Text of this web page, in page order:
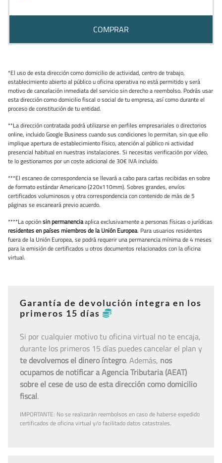
COMPRAR
*El uso de esta dirección como domicilio de actividad, centro de trabajo,
establecimiento abierto al público u oficina operativa no está permitido y será
motivo de cancelación inmediata del servicio sin derecho a reembolso. Podrás usar
esta dirección como domicilio fiscal o social de tu empresa, así como durante el
proceso de constitución de tu entidad.
**La dirección contratada podrá utilizarse en perfiles empresariales o directorios
online, incluido Google Business cuando sus condiciones lo permitan, sin que ello
implique apertura de establecimiento físico, atención al público ni actividad
presencial habitual en nuestras instalaciones. Si necesitas verificación por vídeo,
te lo gestionamos por un coste adicional de 30€ IVA incluído.
***El escaneo de correspondencia se llevará a cabo para cartas recibidas en sobre
de formato estándar Americano (220x110mm). Sobres grandes, envíos
certificados voluminosos y otra correspondencia con contenido de más de 5
páginas se escaneará previo acuerdo.
****La opciónsin permanenciaaplica exclusivamente a personas físicas o jurídicas
residentes en países miembros de la Unión Europea. Para usuarios residentes
fuera de la Unión Europea, se podrá requerir una permanencia mínima de 4 meses
para la emisión de certificados u otros documentos relacionados con la oficina
virtual.
Garantía de devolución íntegra en los
primeros 15 días
Si por cualquier motivo tu oficina virtual no te encaja,
durante los primeros 15 días puedes cancelar el plan y
te devolvemos el dinero íntegro. Además, nos
ocupamos de notificar a Agencia Tributaria (AEAT)
sobre el cese de uso de esta dirección como domicilio
fiscal.
IMPORTANTE: No se realizarán reembolsos en caso de haberse expedido
certificados de oficina virtual y/o facilitado datos catastrales.